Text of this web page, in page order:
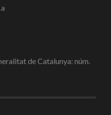
de Catalunya: núm.